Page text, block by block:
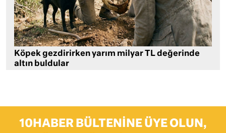
Köpek gezdirirken yarım milyar TL değerinde
altın buldular
10HABER BÜLTENINE ÜYE OLUN,